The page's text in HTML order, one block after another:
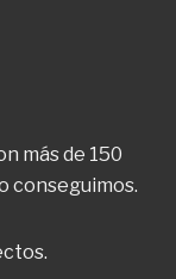
más de 150
conseguimos.